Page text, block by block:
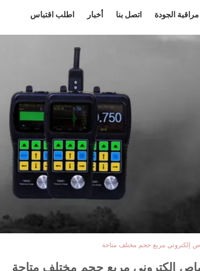
مراقبة الجودة اتصل بنا أخبار اطلب اقتباس
إلكتروني مربع حجم مختلف متاحة
إلكتروني مربع حجم مختلف متاحة